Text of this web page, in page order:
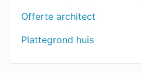
Offerte architect
Plattegrond huis